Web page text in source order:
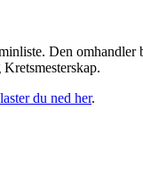
Den omhandler
du ned her.